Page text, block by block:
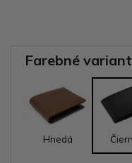
Farebné
Hnedá